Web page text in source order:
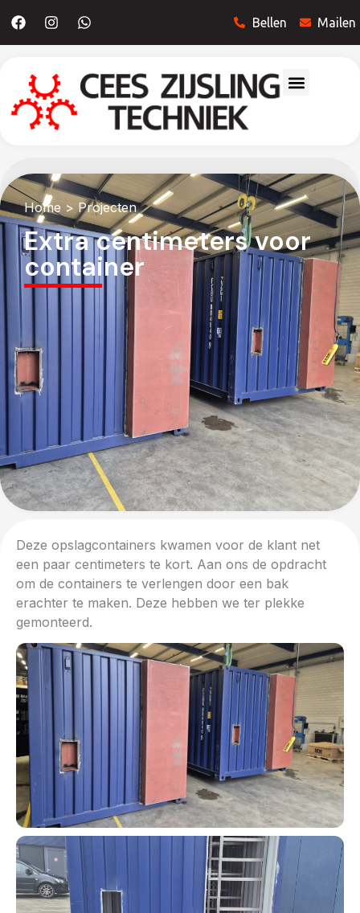
Bellen Mailen
Home > Projecten
Extra centimeters voor
container
Deze opslagcontainers kwamen voor de klant net
een paar centimeters te kort. Aan ons de opdracht
om de containers te verlengen door een bak
erachter te maken. Deze hebben we ter plekke
gemonteerd.